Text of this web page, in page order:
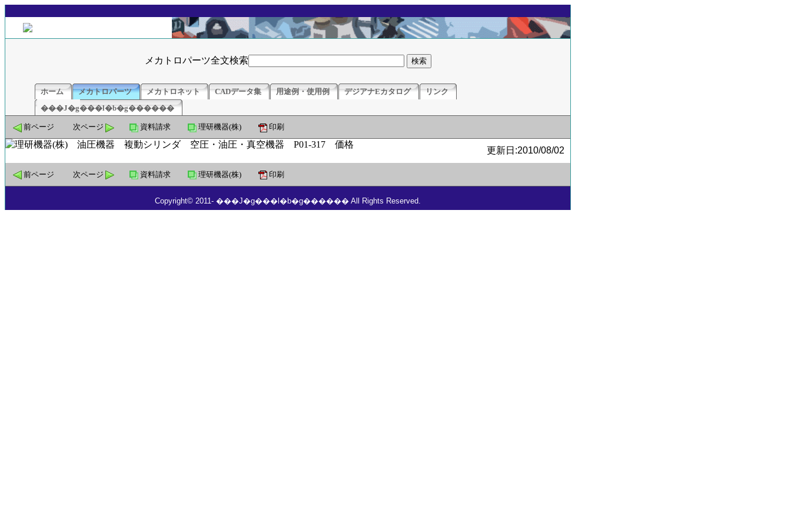
メカトロパーツ全文検索
ホーム メカトロパーツ メカトロネット CADデータ集 用途例・使用例 デジアナEカタログ
リンク
���J�g���l�b�g������
前ページ 次ページ 資料請求 理研機器(株) 印刷
更新日:2010/08/02
前ページ 次ページ 資料請求 理研機器(株) 印刷
Copyright© 2011- ���J�g���l�b�g������ All Rights Reserved.